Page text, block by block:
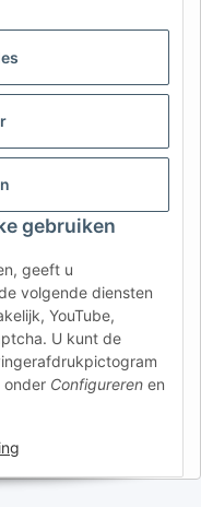
gebruiken
geeft u
volgende diensten
YouTube,
U kunt de
onder Configureren en
| Votre
pour remorques
& LANGUAGE | KIES
BE (FR)
DK PL
MX PT
HU SK